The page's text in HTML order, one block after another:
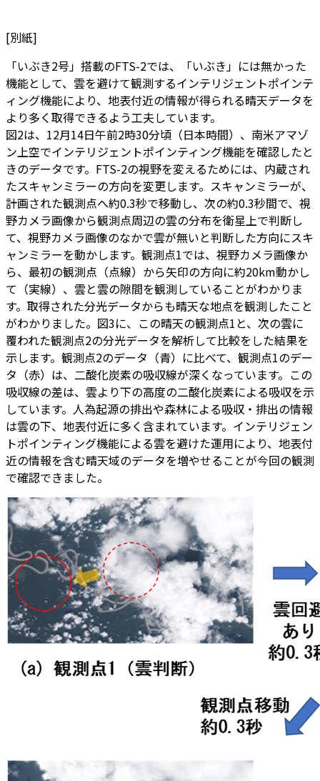
[別紙]
「いぶき2号」搭載のFTS-2では、「いぶき」には無かった
機能として、雲を避けて観測するインテリジェントポインテ
ィング機能により、地表付近の情報が得られる晴天データを
より多く取得できるよう工夫しています。
図2は、12月14日午前2時30分頃（日本時間）、南米アマゾ
ン上空でインテリジェントポインティング機能を確認したと
きのデータです。FTS-2の視野を変えるためには、内蔵され
たスキャンミラーの方向を変更します。スキャンミラーが、
計画された観測点へ約0.3秒で移動し、次の約0.3秒間で、視
野カメラ画像から観測点周辺の雲の分布を衛星上で判断し
て、視野カメラ画像のなかで雲が無いと判断した方向にスキ
ャンミラーを動かします。観測点1では、視野カメラ画像か
ら、最初の観測点（点線）から矢印の方向に約20km動かし
て（実線）、雲と雲の隙間を観測していることがわかりま
す。取得された分光データからも晴天な地点を観測したこと
がわかりました。図3に、この晴天の観測点1と、次の雲に
覆われた観測点2の分光データを解析して比較をした結果を
示します。観測点2のデータ（青）に比べて、観測点1のデー
タ（赤）は、二酸化炭素の吸収線が深くなっています。この
吸収線の差は、雲より下の高度の二酸化炭素による吸収を示
しています。人為起源の排出や森林による吸収・排出の情報
は雲の下、地表付近に多く含まれています。インテリジェン
トポインティング機能による雲を避けた運用により、地表付
近の情報を含む晴天域のデータを増やせることが今回の観測
で確認できました。